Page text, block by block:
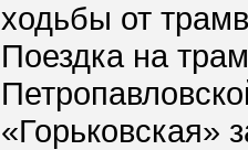
ходьбы от
Поездка на
«Горьковская»